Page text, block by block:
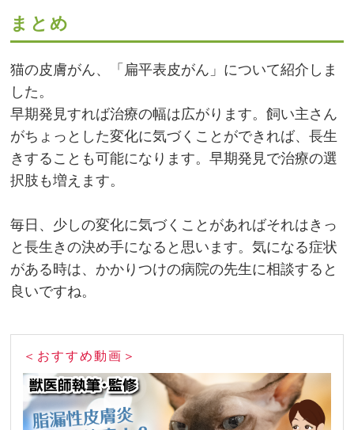
まとめ
猫の皮膚がん、「扁平表皮がん」について紹介しま
した。
早期発見すれば治療の幅は広がります。飼い主さん
がちょっとした変化に気づくことができれば、長生
きすることも可能になります。早期発見で治療の選
択肢も増えます。
毎日、少しの変化に気づくことがあればそれはきっ
と長生きの決め手になると思います。気になる症状
がある時は、かかりつけの病院の先生に相談すると
良いですね。
＜おすすめ動画＞